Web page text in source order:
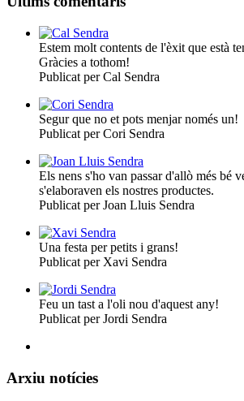
Estem molt contents de l'èxit que està
Gràcies a tothom!
Publicat per Cal Sendra
Segur que no et pots menjar només un!
Publicat per Cori Sendra
Els nens s'ho van passar d'allò més bé
s'elaboraven els nostres productes.
Publicat per Joan Lluis Sendra
Una festa per petits i grans!
Publicat per Xavi Sendra
Feu un tast a l'oli nou d'aquest any!
Publicat per Jordi Sendra
Arxiu notícies